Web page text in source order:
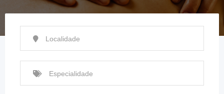
Localidade
Especialidade